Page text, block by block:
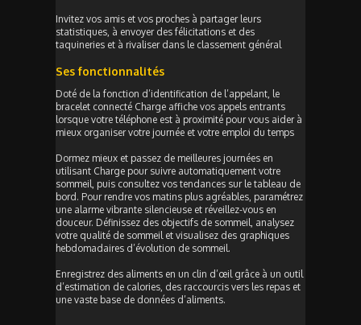
Invitez vos amis et vos proches à partager leurs
statistiques, à envoyer des félicitations et des
taquineries et à rivaliser dans le classement général
Ses fonctionnalités
Doté de la fonction d’identification de l’appelant, le
bracelet connecté Charge affiche vos appels entrants
lorsque votre téléphone est à proximité pour vous aider à
mieux organiser votre journée et votre emploi du temps
Dormez mieux et passez de meilleures journées en
utilisant Charge pour suivre automatiquement votre
sommeil, puis consultez vos tendances sur le tableau de
bord. Pour rendre vos matins plus agréables, paramétrez
une alarme vibrante silencieuse et réveillez-vous en
douceur. Définissez des objectifs de sommeil, analysez
votre qualité de sommeil et visualisez des graphiques
hebdomadaires d’évolution de sommeil.
Enregistrez des aliments en un clin d’œil grâce à un outil
d’estimation de calories, des raccourcis vers les repas et
une vaste base de données d’aliments.